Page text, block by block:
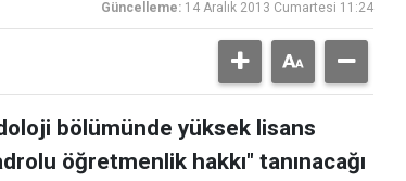
Güncelleme: 14 Aralık 2013 Cumartesi 11:24
bölümünde yüksek lisans
öğretmenlik hakkı" tanınacağı